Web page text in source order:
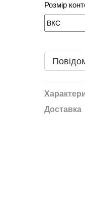
Розмір
Доставка